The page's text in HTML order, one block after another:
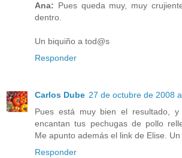
Ana: Pues queda muy, muy
dentro.
Un biquiño a tod@s
Responder
Carlos Dube 27 de octubre de 2008
Pues está muy bien el resultado,
encantan tus pechugas de pollo
Me apunto además el link de Elise.
Responder